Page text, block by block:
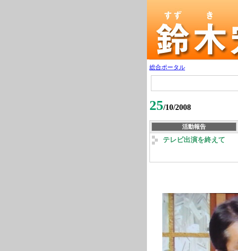
総合ポータル
25/10/2008
活動報告
テレビ出演を終えて